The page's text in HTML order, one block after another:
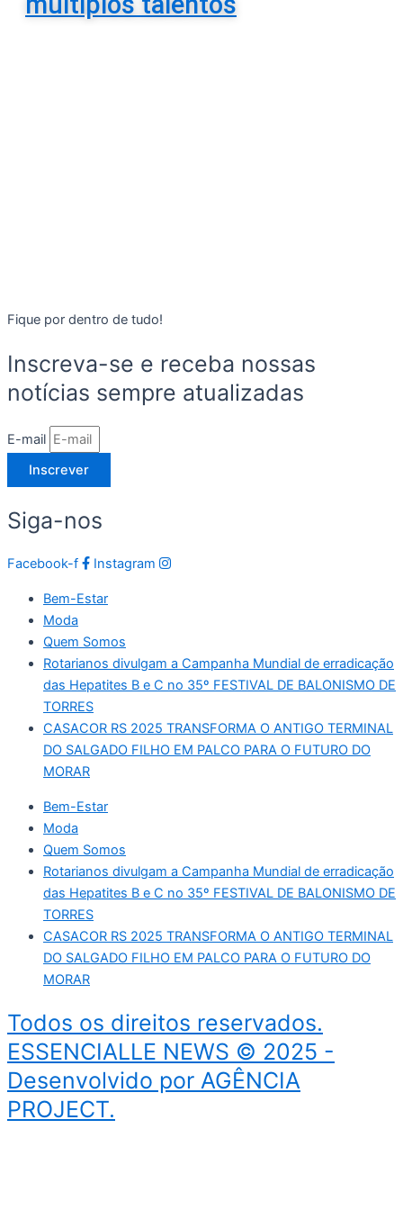
Fique por dentro de tudo!
Inscreva-se e receba nossas
notícias sempre atualizadas
E-mail
Inscrever
Siga-nos
Facebook-f Instagram
Bem-Estar
Moda
Quem Somos
Rotarianos divulgam a Campanha Mundial de erradicação
das Hepatites B e C no 35º FESTIVAL DE BALONISMO DE
TORRES
CASACOR RS 2025 TRANSFORMA O ANTIGO TERMINAL
DO SALGADO FILHO EM PALCO PARA O FUTURO DO
MORAR
Bem-Estar
Moda
Quem Somos
Rotarianos divulgam a Campanha Mundial de erradicação
das Hepatites B e C no 35º FESTIVAL DE BALONISMO DE
TORRES
CASACOR RS 2025 TRANSFORMA O ANTIGO TERMINAL
DO SALGADO FILHO EM PALCO PARA O FUTURO DO
MORAR
Todos os direitos reservados.
ESSENCIALLE NEWS © 2025 -
Desenvolvido por AGÊNCIA
PROJECT.